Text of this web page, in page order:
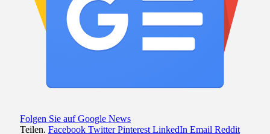
Folgen Sie auf Google News
Teilen. Facebook Twitter Pinterest LinkedIn Email Reddit